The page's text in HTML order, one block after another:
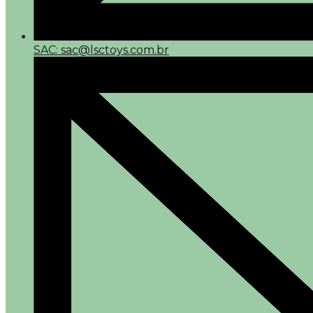
SAC: sac@lsctoys.com.br